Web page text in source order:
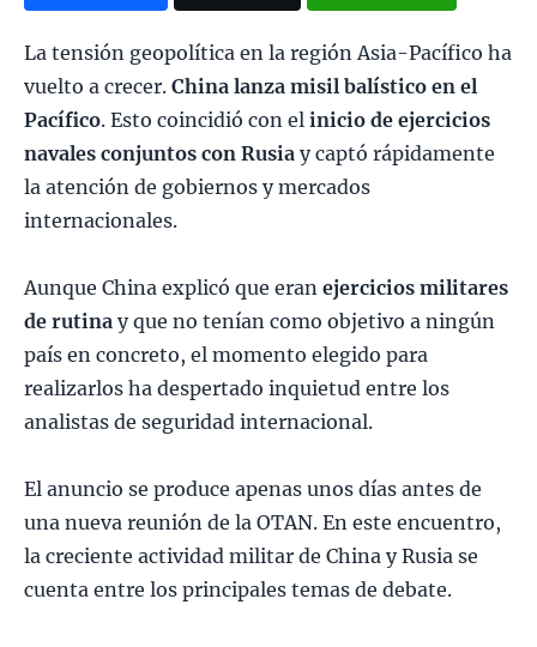
La tensión geopolítica en la región Asia-Pacífico ha
vuelto a crecer. China lanza misil balístico en el
Pacífico. Esto coincidió con el inicio de ejercicios
navales conjuntos con Rusia y captó rápidamente
la atención de gobiernos y mercados
internacionales.
Aunque China explicó que eran ejercicios militares
de rutina y que no tenían como objetivo a ningún
país en concreto, el momento elegido para
realizarlos ha despertado inquietud entre los
analistas de seguridad internacional.
El anuncio se produce apenas unos días antes de
una nueva reunión de la OTAN. En este encuentro,
la creciente actividad militar de China y Rusia se
cuenta entre los principales temas de debate.